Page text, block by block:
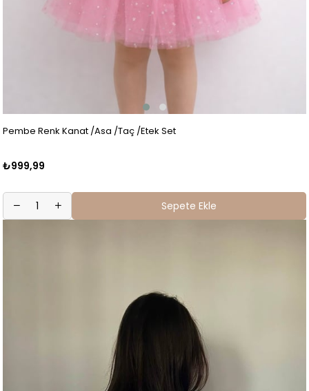
Pembe Renk Kanat /Asa /Taç /Etek Set
₺999,99
Sepete Ekle